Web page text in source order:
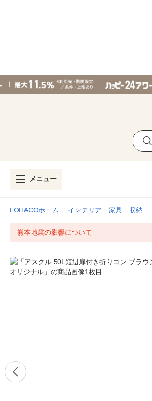
メニュー
LOHACOホーム インテリア・家具・収納
熊本地震の影響について